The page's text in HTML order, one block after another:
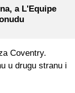
a L'Equipe
Coventry.
u drugu stranu i